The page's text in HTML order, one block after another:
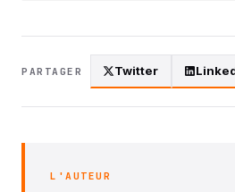
PARTAGER Twitter
L'AUTEUR